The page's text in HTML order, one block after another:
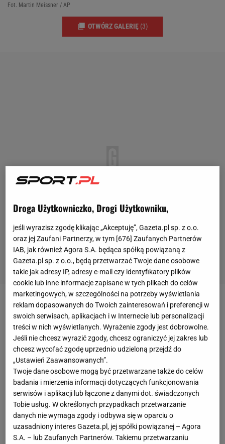
Fot. Martin Meissner / AP
OTWÓRZ GALERIĘ (3)
Głośno było w ostatnich tygodniach na temat
Joachima Loewa. Selekcjoner reprezentacji Niemiec
ogłosił, że pożegna się z kadrą po Euro 2020. Zanim
jednak odbędzie sięturniejprzed trenerem stoi
jeszcze jedno wyzwanie, a mianowicie początek
eliminacji do mundialu w Katarze. Loew będzie
musiał poprowadzić drużynę narodową w
marcowych meczach z Islandią, Macedonią
Północną i Rumunią. Teraz okazuje się, że to
zadanie może być trudniejsze, niż się początkowo
Droga Użytkowniczko, Drogi Użytkowniku,
jeśli wyrazisz zgodę klikając „Akceptuję”, Gazeta.pl sp. z o.o.
oraz jej Zaufani Partnerzy, w tym [676] Zaufanych Partnerów
IAB, jak również Agora S.A. będąca spółką powiązaną z
Gazeta.pl sp. z o.o., będą przetwarzać Twoje dane osobowe
takie jak adresy IP, adresy e-mail czy identyfikatory plików
cookie lub inne informacje zapisane w tych plikach do celów
marketingowych, w szczególności na potrzeby wyświetlania
reklam dopasowanych do Twoich zainteresowań i preferencji w
swoich serwisach, aplikacjach i w Internecie lub personalizacji
treści w nich wyświetlanych. Wyrażenie zgody jest dobrowolne.
Jeśli nie chcesz wyrazić zgody, chcesz ograniczyć jej zakres lub
chcesz wycofać zgodę uprzednio udzieloną przejdź do
„Ustawień Zaawansowanych”.
Twoje dane osobowe mogą być przetwarzane także do celów
badania i mierzenia informacji dotyczących funkcjonowania
serwisów i aplikacji lub łączone z danymi dot. świadczonych
Tobie usług. W określonych przypadkach przetwarzanie
danych nie wymaga zgody i odbywa się w oparciu o
uzasadniony interes Gazeta.pl, jej spółki powiązanej – Agora
S.A. – lub Zaufanych Partnerów. Takiemu przetwarzaniu